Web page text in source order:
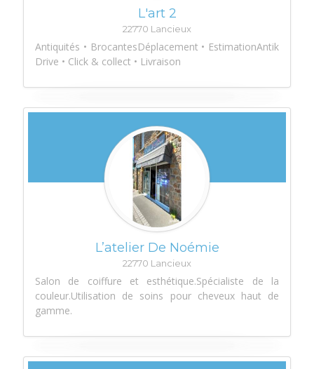
L'art 2
22770 Lancieux
Antiquités • BrocantesDéplacement • EstimationAntik
Drive • Click & collect • Livraison
L’atelier De Noémie
22770 Lancieux
Salon de coiffure et esthétique.Spécialiste de la
couleur.Utilisation de soins pour cheveux haut de
gamme.